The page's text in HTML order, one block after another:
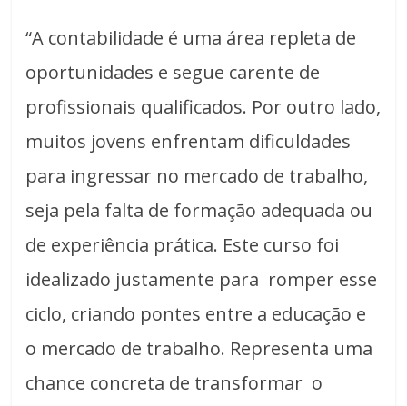
“A contabilidade é uma área repleta de
oportunidades e segue carente de
profissionais qualificados. Por outro lado,
muitos jovens enfrentam dificuldades
para ingressar no mercado de trabalho,
seja pela falta de formação adequada ou
de experiência prática. Este curso foi
idealizado justamente para romper esse
ciclo, criando pontes entre a educação e
o mercado de trabalho. Representa uma
chance concreta de transformar o